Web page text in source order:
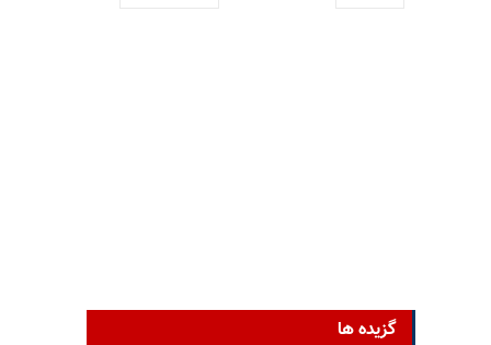
گزیده ها